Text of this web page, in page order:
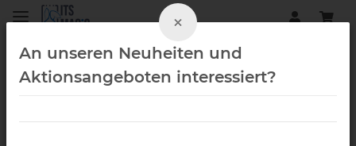
Bühne/Parlor (Downloads)
×
An unseren Neuheiten und
Aktionsangeboten interessiert?